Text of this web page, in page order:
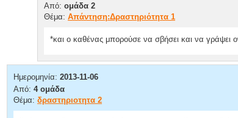
Από: ομάδα 2
Θέμα: Απάντηση:Δραστηριότητα 1
*και ο καθένας μπορούσε να σβήσει και να γράψει
Ημερομηνία: 2013-11-06
Από: 4 ομάδα
Θέμα: δραστηριοτητα 2